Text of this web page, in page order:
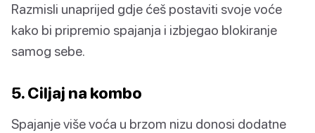
Razmisli unaprijed gdje ćeš postaviti svoje voće
kako bi pripremio spajanja i izbjegao blokiranje
samog sebe.
5. Ciljaj na kombo
Spajanje više voća u brzom nizu donosi dodatne